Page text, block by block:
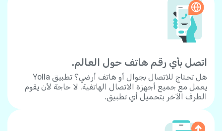
اتصل بأي رقم هاتف حول العالم.
هل تحتاج للاتصال بجوال أو هاتف أرضي؟ تطبيق Yolla
يعمل مع جميع أجهزة الاتصال الهاتفية. لا حاجة لأن يقوم
الطرف الآخر بتحميل أي تطبيق.